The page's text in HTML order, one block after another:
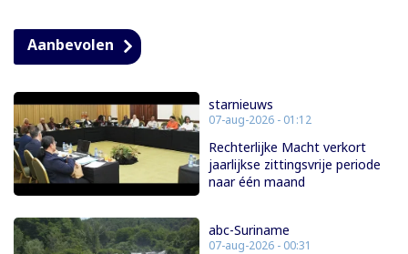
Aanbevolen
starnieuws
07-aug-2026 - 01:12
Rechterlijke Macht verkort
jaarlijkse zittingsvrije periode
naar één maand
abc-Suriname
07-aug-2026 - 00:31